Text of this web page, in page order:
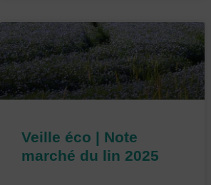
Veille éco | Note
marché du lin 2025